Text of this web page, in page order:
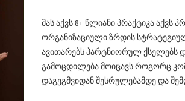
მას აქვს 8+ წლიანი პრაქტიკა
ორგანიზაციული ზრდის
ავითარებს პარტნიორულ ქსელებს
გამოცდილება მოიცავს როგორც
დაგეგმვიდან შესრულებამდე და